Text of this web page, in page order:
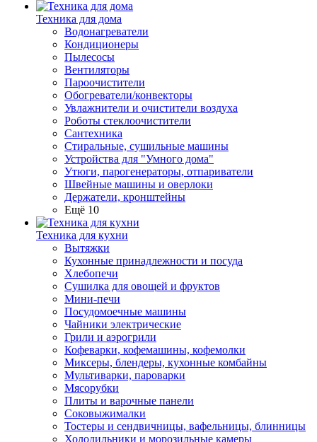
Техника для дома
Водонагреватели
Кондиционеры
Пылесосы
Вентиляторы
Пароочистители
Обогреватели/конвекторы
Увлажнители и очистители воздуха
Роботы стеклоочистители
Сантехника
Стиральные, сушильные машины
Устройства для "Умного дома"
Утюги, парогенераторы, отпариватели
Швейные машины и оверлоки
Держатели, кронштейны
Ещё 10
Техника для кухни
Вытяжки
Кухонные принадлежности и посуда
Хлебопечи
Сушилка для овощей и фруктов
Мини-печи
Посудомоечные машины
Чайники электрические
Грили и аэрогрили
Кофеварки, кофемашины, кофемолки
Миксеры, блендеры, кухонные комбайны
Мультиварки, пароварки
Мясорубки
Плиты и варочные панели
Соковыжималки
Тостеры и сендвичницы, вафельницы, блинницы
Холодильники и морозильные камеры